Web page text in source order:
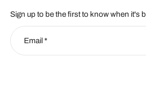
Sign up to be the first to know when it's
Email *